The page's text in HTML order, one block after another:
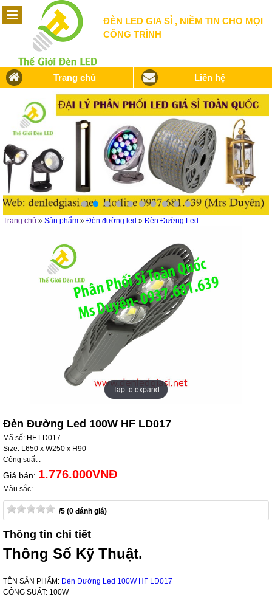
ĐÈN LED GIA SỈ , NIỀM TIN CHO MỌI
CÔNG TRÌNH
Trang chủ Liên hệ
Trang chủ » Sản phẩm » Đèn đường led » Đèn Đường Led
Tap to expand
Tap to expand
Đèn Đường Led 100W HF LD017
Mã số: HF LD017
Size: L650 x W250 x H90
Công suất :
Giá bán: 1.776.000VNĐ
Màu sắc:
/5 (0 đánh giá)
Thông tin chi tiết
Thông Số Kỹ Thuật.
TÊN SẢN PHẨM: Đèn Đường Led 100W HF LD017
CÔNG SUẤT: 100W